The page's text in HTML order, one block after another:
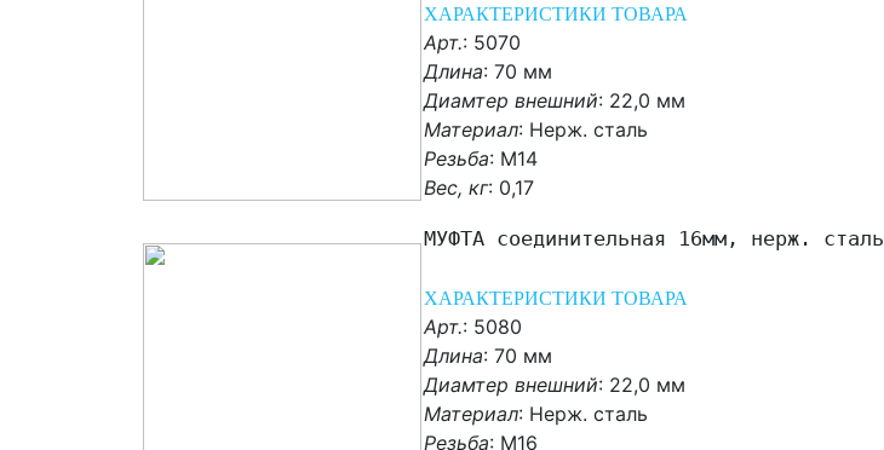
ХАРАКТЕРИСТИКИ ТОВАРА
Арт.: 5070
Длина: 70 мм
Диамтер внешний: 22,0 мм
Материал: Нерж. сталь
Резьба: М14
Вес, кг: 0,17
МУФТА соединительная 16мм, нерж. сталь
ХАРАКТЕРИСТИКИ ТОВАРА
Арт.: 5080
Длина: 70 мм
Диамтер внешний: 22,0 мм
Материал: Нерж. сталь
Резьба: М16